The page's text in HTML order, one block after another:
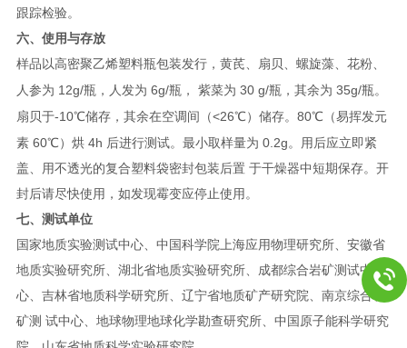
跟踪检验。
六、使用与存放
样品以高密聚乙烯塑料瓶包装发行，黄芪、扇贝、螺旋藻、花粉、
人参为 12g/瓶，人发为 6g/瓶， 紫菜为 30 g/瓶，其余为 35g/瓶。
扇贝于-10℃储存，其余在空调间（<26℃）储存。 80℃（易挥发元
素 60℃）烘 4h 后进行测试。最小取样量为 0.2g 。用后应立即紧
盖、用不透光的复合塑料袋密封包装后置 于干燥器中短期保存。开
封后请尽快使用，如发现霉变应停止使用。
七、测试单位
国家地质实验测试中心、中国科学院上海应用物理研究所、安徽省
地质实验研究所、湖北省地质实验研究所、成都综合岩矿测试中
心、吉林省地质科学研究所、辽宁省地质矿产研究院、南京综合岩
矿测 试中心、地球物理地球化学勘查研究所、中国原子能科学研究